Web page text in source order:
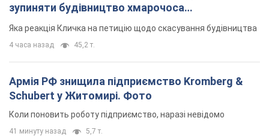
зупиняти будівництво хмарочоса
"московського вірянина"
Яка реакція Кличка на петицію щодо скасування будівництва
4 часа назад 45,2 т.
Армія РФ знищила підприємство Kromberg &
Schubert у Житомирі. Фото
Коли поновить роботу підприємство, наразі невідомо
41 минуту назад 5,7 т.